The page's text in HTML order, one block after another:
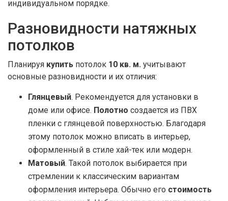
индивидуальном порядке.
Разновидности натяжных
потолков
Планируя купить потолок 10 кв. м. учитывают
основные разновидности и их отличия:
Глянцевый. Рекомендуется для установки в
доме или офисе. Полотно создается из ПВХ
пленки с глянцевой поверхностью. Благодаря
этому потолок можно вписать в интерьер,
оформленный в стиле хай-тек или модерн.
Матовый. Такой потолок выбирается при
стремлении к классическим вариантам
оформления интерьера. Обычно его стоимость